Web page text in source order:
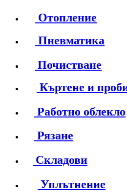
Отопление
Пневматика
Почистване
Къртене и
Работно облекло
Рязане
Складови
Уплътнение